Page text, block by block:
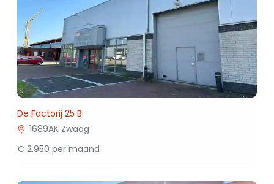
De Factorij 25 B
1689AK Zwaag
€ 2.950 per maand